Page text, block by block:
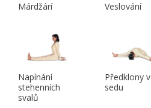
Márdžárí Veslování
Napínání
stehenních
svalů
Předklony v
sedu